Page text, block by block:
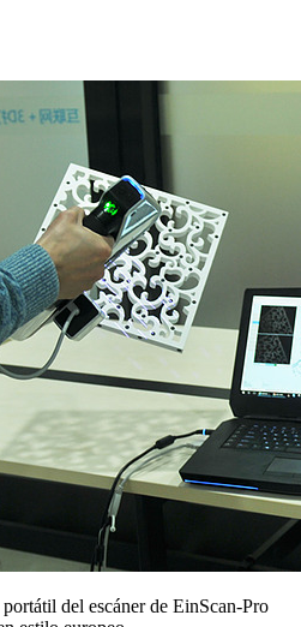
del escáner de EinScan-Pro